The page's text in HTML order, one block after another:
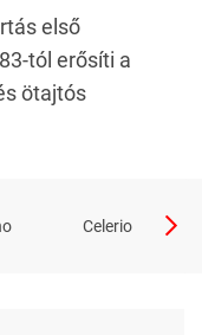
első
tól erősíti a
ötajtós
Celerio